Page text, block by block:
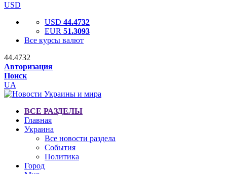
USD
USD 44.4732
EUR 51.3093
Все курсы валют
44.4732
Авторизация
Поиск
UA
ВСЕ РАЗДЕЛЫ
Главная
Украина
Все новости раздела
События
Политика
Город